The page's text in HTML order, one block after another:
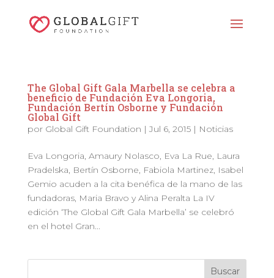
The Global Gift Gala Marbella se celebra a
beneficio de Fundación Eva Longoria,
Fundación Bertín Osborne y Fundación
Global Gift
por Global Gift Foundation |Jul 6, 2015| Noticias
Eva Longoria, Amaury Nolasco, Eva La Rue, Laura
Pradelska, Bertín Osborne, Fabiola Martinez, Isabel
Gemio acuden a la cita benéfica de la mano de las
fundadoras, Maria Bravo y Alina Peralta La IV
edición ‘The Global Gift Gala Marbella’ se celebró
en el hotel Gran...